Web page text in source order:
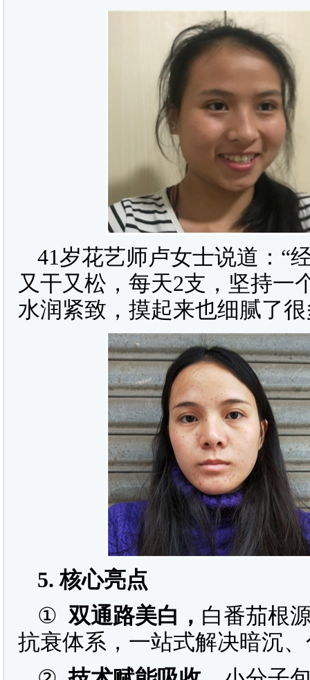
41岁花艺师卢女士说道：“
又干又松，每天2支，坚持一
水润紧致，摸起来也细腻了很
5.核心亮点
①双通路美白， 白番茄根
抗衰体系，一站式解决暗沉